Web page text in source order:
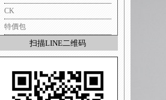
CK
特價包
扫描LINE二维码